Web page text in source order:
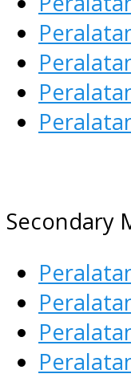
AGEN ALAT
Secondary